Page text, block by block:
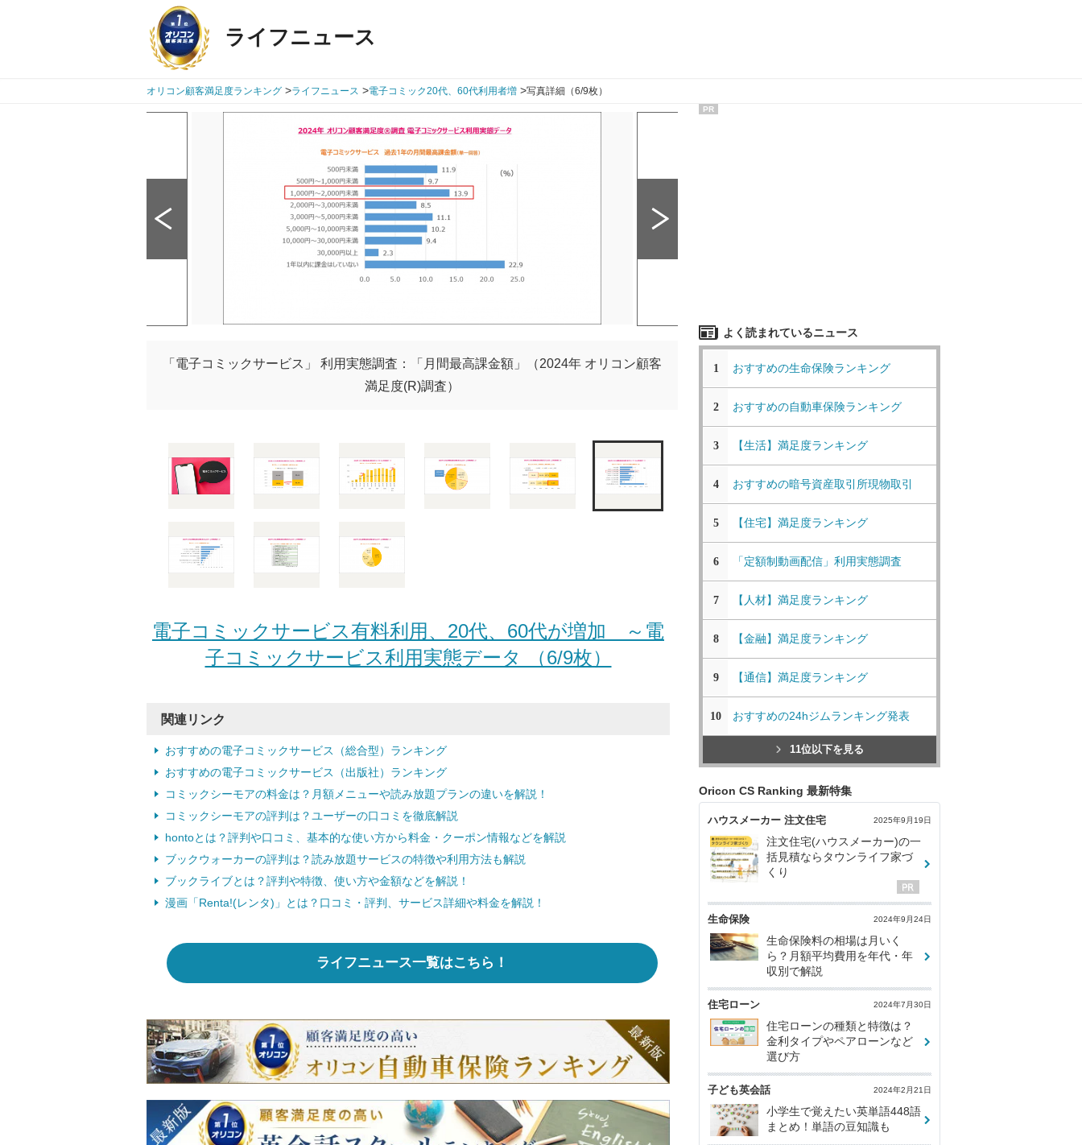
ライフニュース
オリコン顧客満足度ランキング >ライフニュース >電子コミック20代、60代利用者増 >写真詳細（6/9枚）
「電子コミックサービス」 利用実態調査：「月間最高課金額」（2024年 オリコン顧客
満足度(R)調査）
電子コミックサービス有料利用、20代、60代が増加 ～電
子コミックサービス利用実態データ （6/9枚）
関連リンク
おすすめの電子コミックサービス（総合型）ランキング
おすすめの電子コミックサービス（出版社）ランキング
コミックシーモアの料金は？月額メニューや読み放題プランの違いを解説！
コミックシーモアの評判は？ユーザーの口コミを徹底解説
hontoとは？評判や口コミ、基本的な使い方から料金・クーポン情報などを解説
ブックウォーカーの評判は？読み放題サービスの特徴や利用方法も解説
ブックライブとは？評判や特徴、使い方や金額などを解説！
漫画「Renta!(レンタ)」とは？口コミ・評判、サービス詳細や料金を解説！
ライフニュース一覧はこちら！
PR
よく読まれているニュース
1 おすすめの生命保険ランキング
2 おすすめの自動車保険ランキング
3 【生活】満足度ランキング
4 おすすめの暗号資産取引所現物取引
5 【住宅】満足度ランキング
6 「定額制動画配信」利用実態調査
7 【人材】満足度ランキング
8 【金融】満足度ランキング
9 【通信】満足度ランキング
10 おすすめの24hジムランキング発表
11位以下を見る
Oricon CS Ranking 最新特集
ハウスメーカー 注文住宅 2025年9月19日
注文住宅(ハウスメーカー)の一
括見積ならタウンライフ家づ
くり
生命保険 2024年9月24日
生命保険料の相場は月いく
ら？月額平均費用を年代・年
収別で解説
住宅ローン 2024年7月30日
住宅ローンの種類と特徴は？
金利タイプやペアローンなど
選び方
子ども英会話 2024年2月21日
小学生で覚えたい英単語448語
まとめ！単語の豆知識も